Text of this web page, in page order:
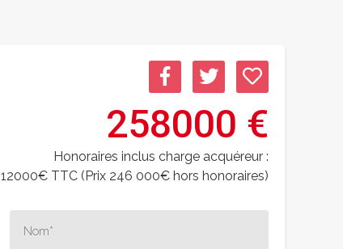
258000 €
Honoraires inclus charge acquéreur :
12000€ TTC (Prix 246 000€ hors honoraires)